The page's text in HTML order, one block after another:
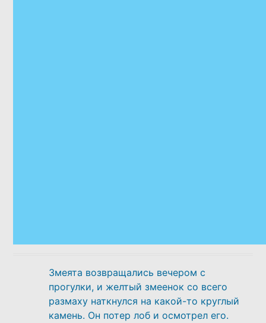
Змеята возвращались вечером с
прогулки, и желтый змеенок со всего
размаху наткнулся на какой-то круглый
камень. Он потер лоб и осмотрел его.